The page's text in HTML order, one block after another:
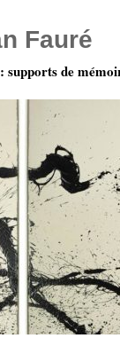
Fauré
supports de